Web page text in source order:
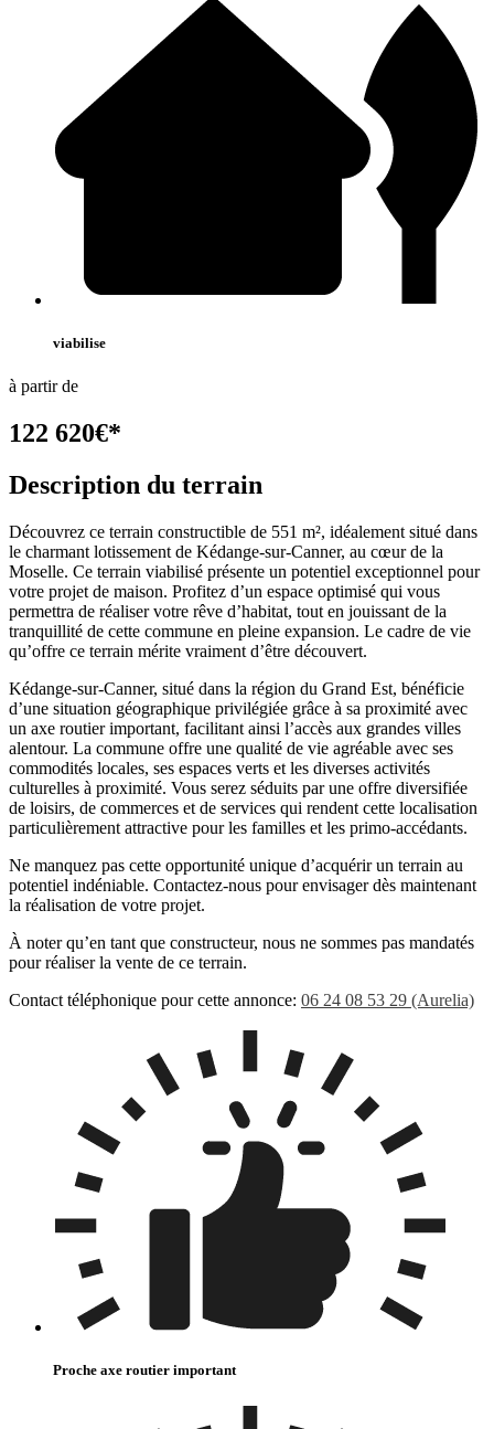
viabilise
à partir de
122 620€*
Description du terrain
Découvrez ce terrain constructible de 551 m², idéalement situé dans
le charmant lotissement de Kédange-sur-Canner, au cœur de la
Moselle. Ce terrain viabilisé présente un potentiel exceptionnel pour
votre projet de maison. Profitez d’un espace optimisé qui vous
permettra de réaliser votre rêve d’habitat, tout en jouissant de la
tranquillité de cette commune en pleine expansion. Le cadre de vie
qu’offre ce terrain mérite vraiment d’être découvert.
Kédange-sur-Canner, situé dans la région du Grand Est, bénéficie
d’une situation géographique privilégiée grâce à sa proximité avec
un axe routier important, facilitant ainsi l’accès aux grandes villes
alentour. La commune offre une qualité de vie agréable avec ses
commodités locales, ses espaces verts et les diverses activités
culturelles à proximité. Vous serez séduits par une offre diversifiée
de loisirs, de commerces et de services qui rendent cette localisation
particulièrement attractive pour les familles et les primo-accédants.
Ne manquez pas cette opportunité unique d’acquérir un terrain au
potentiel indéniable. Contactez-nous pour envisager dès maintenant
la réalisation de votre projet.
À noter qu’en tant que constructeur, nous ne sommes pas mandatés
pour réaliser la vente de ce terrain.
Contact téléphonique pour cette annonce: 06 24 08 53 29 (Aurelia)
Proche axe routier important